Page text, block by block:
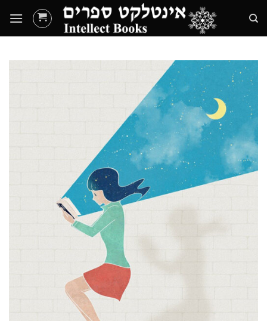
content